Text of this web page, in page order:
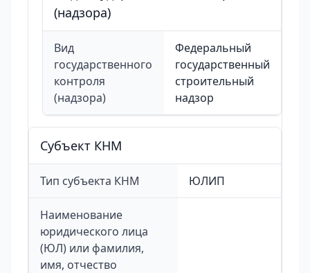
(надзора)
Вид
государственного
контроля
(надзора)
Федеральный
государственный
строительный
надзор
Cубъект КНМ
Тип субъекта КНМ ЮЛИП
Наименование
юридического лица
(ЮЛ) или фамилия,
имя, отчество